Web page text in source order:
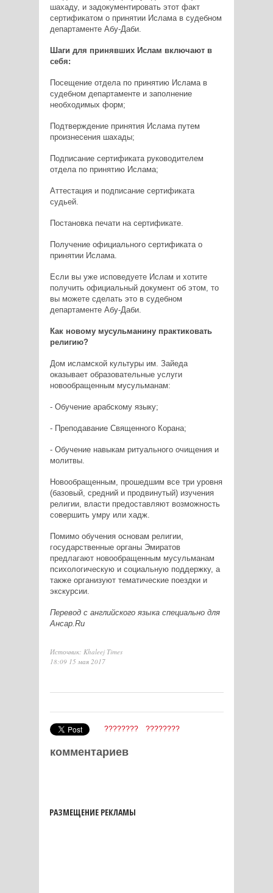
шахаду, и задокументировать этот факт
сертификатом о принятии Ислама в судебном
департаменте Абу-Даби.
Шаги для принявших Ислам включают в
себя:
Посещение отдела по принятию Ислама в
судебном департаменте и заполнение
необходимых форм;
Подтверждение принятия Ислама путем
произнесения шахады;
Подписание сертификата руководителем
отдела по принятию Ислама;
Аттестация и подписание сертификата
судьей.
Постановка печати на сертификате.
Получение официального сертификата о
принятии Ислама.
Если вы уже исповедуете Ислам и хотите
получить официальный документ об этом, то
вы можете сделать это в судебном
департаменте Абу-Даби.
Как новому мусульманину практиковать
религию?
Дом исламской культуры им. Зайеда
оказывает образовательные услуги
новообращенным мусульманам:
- Обучение арабскому языку;
- Преподавание Священного Корана;
- Обучение навыкам ритуального очищения и
молитвы.
Новообращенным, прошедшим все три уровня
(базовый, средний и продвинутый) изучения
религии, власти предоставляют возможность
совершить умру или хадж.
Помимо обучения основам религии,
государственные органы Эмиратов
предлагают новообращенным мусульманам
психологическую и социальную поддержку, а
также организуют тематические поездки и
экскурсии.
Перевод с английского языка специально для
Ансар.Ru
Источник: Khaleej Times
18:09 15 мая 2017
???????? ????????
комментариев
РАЗМЕЩЕНИЕ РЕКЛАМЫ